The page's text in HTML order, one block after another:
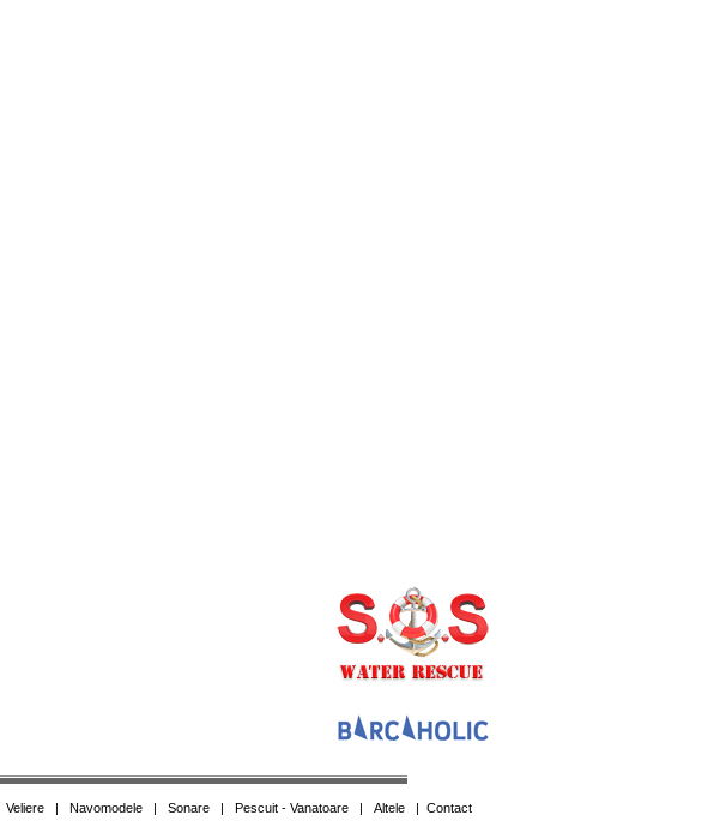
Veliere| Navomodele| Sonare| Pescuit - Vanatoare| Altele| Contact